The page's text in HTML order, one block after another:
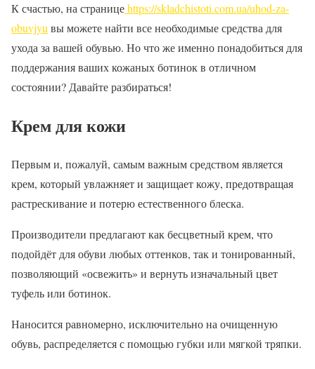
К счастью, на страницеhttps://skladchistoti.com.ua/uhod-za-
obuvjyu вы можете найти все необходимые средства для
ухода за вашей обувью. Но что же именно понадобиться для
поддержания ваших кожаных ботинок в отличном
состоянии? Давайте разбираться!
Крем для кожи
Первым и, пожалуй, самым важным средством является
крем, который увлажняет и защищает кожу, предотвращая
растрескивание и потерю естественного блеска.
Производители предлагают как бесцветный крем, что
подойдёт для обуви любых оттенков, так и тонированный,
позволяющий «освежить» и вернуть изначальный цвет
туфель или ботинок.
Наносится равномерно, исключительно на очищенную
обувь, распределяется с помощью губки или мягкой тряпки.